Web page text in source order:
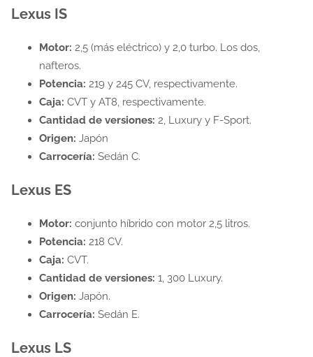
Lexus IS
Motor: 2,5 (más eléctrico) y 2,0 turbo. Los dos,
nafteros.
Potencia: 219 y 245 CV, respectivamente.
Caja: CVT y AT8, respectivamente.
Cantidad de versiones: 2, Luxury y F-Sport.
Origen: Japón
Carrocería: Sedán C.
Lexus ES
Motor: conjunto híbrido con motor 2,5 litros.
Potencia: 218 CV.
Caja: CVT.
Cantidad de versiones: 1, 300 Luxury.
Origen: Japón.
Carrocería: Sedán E.
Lexus LS